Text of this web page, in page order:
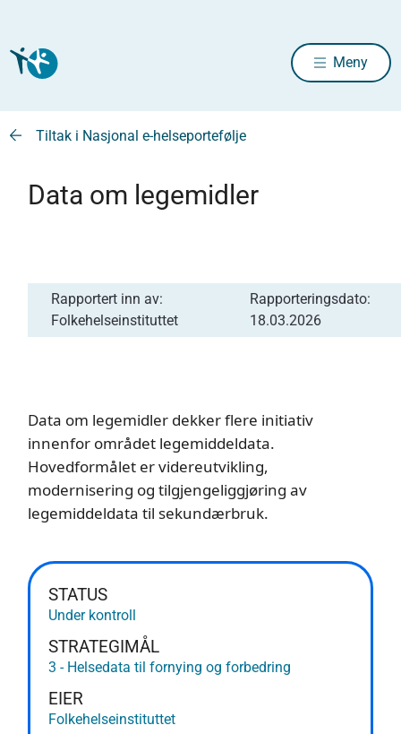
Meny
Tiltak i Nasjonal e-helseportefølje
Data om legemidler
Rapportert inn av:
Folkehelseinstituttet
Rapporteringsdato:
18.03.2026
Data om legemidler dekker flere initiativ
innenfor området legemiddeldata.
Hovedformålet er videreutvikling,
modernisering og tilgjengeliggjøring av
legemiddeldata til sekundærbruk.
STATUS
Under kontroll
STRATEGIMÅL
3 - Helsedata til fornying og forbedring
EIER
Folkehelseinstituttet